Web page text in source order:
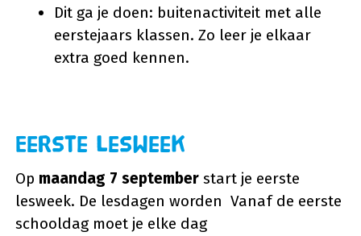
Dit ga je doen: buitenactiviteit met alle
eerstejaars klassen. Zo leer je elkaar
extra goed kennen.
Eerste lesweek
Op maandag 7 september start je eerste
lesweek. De lesdagen worden Vanaf de eerste
schooldag moet je elke dag